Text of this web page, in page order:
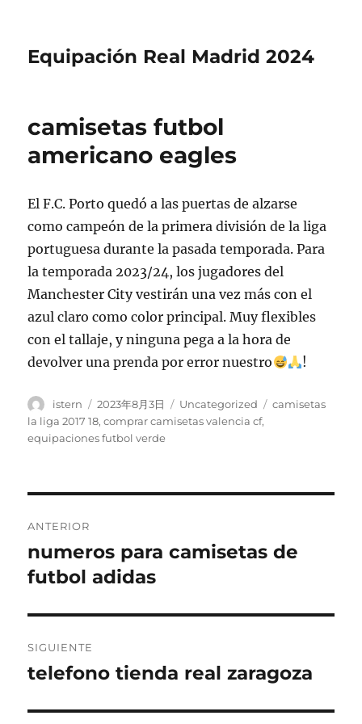
Equipación Real Madrid 2024
camisetas futbol
americano eagles
El F.C. Porto quedó a las puertas de alzarse
como campeón de la primera división de la liga
portuguesa durante la pasada temporada. Para
la temporada 2023/24, los jugadores del
Manchester City vestirán una vez más con el
azul claro como color principal. Muy flexibles
con el tallaje, y ninguna pega a la hora de
devolver una prenda por error nuestro
!
Autor
istern
Publicado
el
2023年8月3日 Categorías
Uncategorized Etiquetas
camisetas
la liga 2017 18,comprar camisetas valencia cf,
equipaciones futbol verde
de
entradas
ANTERIOR
Entrada
anterior:
numeros para camisetas de
futbol adidas
SIGUIENTE
Entrada
telefono tienda real zaragoza